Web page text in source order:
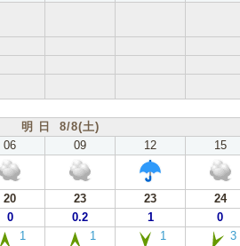
明 日 8/8(土)
06 09 12 15
20 23 23 24
0 0.2 1 0
1 1 1 3